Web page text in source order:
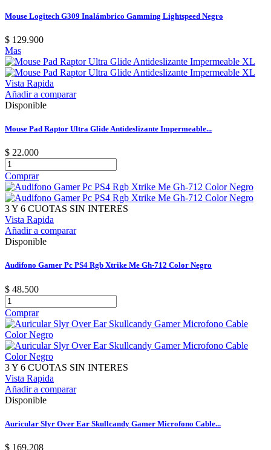
Mouse Logitech G309 Inalámbrico Gamming Lightspeed Negro
$ 129.900
Mas
Vista Rapida
Añadir a comparar
Disponible
Mouse Pad Raptor Ultra Glide Antideslizante Impermeable...
$ 22.000
Comprar
3 Y 6 CUOTAS SIN INTERES
Vista Rapida
Añadir a comparar
Disponible
Audifono Gamer Pc PS4 Rgb Xtrike Me Gh-712 Color Negro
$ 48.500
Comprar
3 Y 6 CUOTAS SIN INTERES
Vista Rapida
Añadir a comparar
Disponible
Auricular Slyr Over Ear Skullcandy Gamer Microfono Cable...
$ 169.208